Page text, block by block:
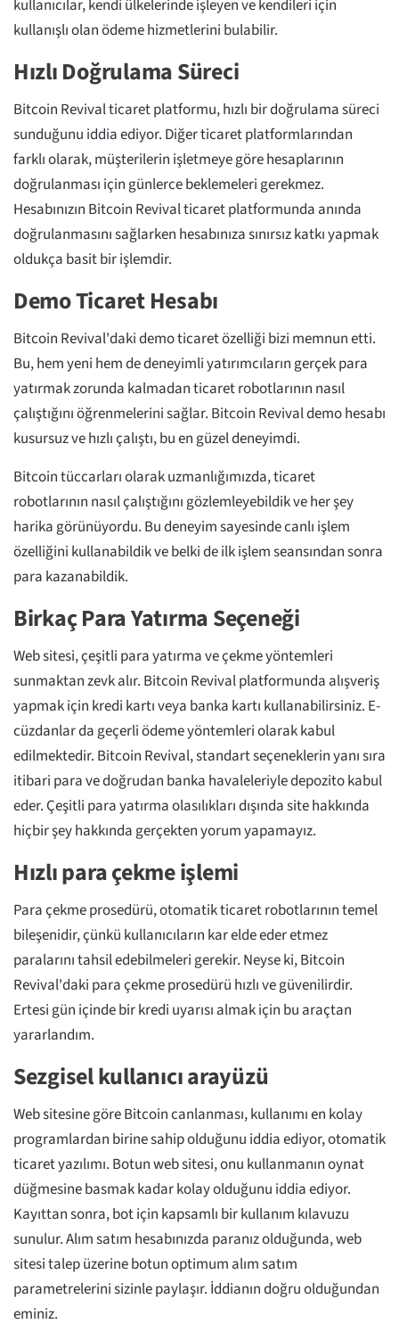
kullanıcılar, kendi ülkelerinde işleyen ve kendileri için
kullanışlı olan ödeme hizmetlerini bulabilir.
Hızlı Doğrulama Süreci
Bitcoin Revival ticaret platformu, hızlı bir doğrulama süreci
sunduğunu iddia ediyor. Diğer ticaret platformlarından
farklı olarak, müşterilerin işletmeye göre hesaplarının
doğrulanması için günlerce beklemeleri gerekmez.
Hesabınızın Bitcoin Revival ticaret platformunda anında
doğrulanmasını sağlarken hesabınıza sınırsız katkı yapmak
oldukça basit bir işlemdir.
Demo Ticaret Hesabı
Bitcoin Revival'daki demo ticaret özelliği bizi memnun etti.
Bu, hem yeni hem de deneyimli yatırımcıların gerçek para
yatırmak zorunda kalmadan ticaret robotlarının nasıl
çalıştığını öğrenmelerini sağlar. Bitcoin Revival demo hesabı
kusursuz ve hızlı çalıştı, bu en güzel deneyimdi.
Bitcoin tüccarları olarak uzmanlığımızda, ticaret
robotlarının nasıl çalıştığını gözlemleyebildik ve her şey
harika görünüyordu. Bu deneyim sayesinde canlı işlem
özelliğini kullanabildik ve belki de ilk işlem seansından sonra
para kazanabildik.
Birkaç Para Yatırma Seçeneği
Web sitesi, çeşitli para yatırma ve çekme yöntemleri
sunmaktan zevk alır. Bitcoin Revival platformunda alışveriş
yapmak için kredi kartı veya banka kartı kullanabilirsiniz. E-
cüzdanlar da geçerli ödeme yöntemleri olarak kabul
edilmektedir. Bitcoin Revival, standart seçeneklerin yanı sıra
itibari para ve doğrudan banka havaleleriyle depozito kabul
eder. Çeşitli para yatırma olasılıkları dışında site hakkında
hiçbir şey hakkında gerçekten yorum yapamayız.
Hızlı para çekme işlemi
Para çekme prosedürü, otomatik ticaret robotlarının temel
bileşenidir, çünkü kullanıcıların kar elde eder etmez
paralarını tahsil edebilmeleri gerekir. Neyse ki, Bitcoin
Revival'daki para çekme prosedürü hızlı ve güvenilirdir.
Ertesi gün içinde bir kredi uyarısı almak için bu araçtan
yararlandım.
Sezgisel kullanıcı arayüzü
Web sitesine göre Bitcoin canlanması, kullanımı en kolay
programlardan birine sahip olduğunu iddia ediyor, otomatik
ticaret yazılımı. Botun web sitesi, onu kullanmanın oynat
düğmesine basmak kadar kolay olduğunu iddia ediyor.
Kayıttan sonra, bot için kapsamlı bir kullanım kılavuzu
sunulur. Alım satım hesabınızda paranız olduğunda, web
sitesi talep üzerine botun optimum alım satım
parametrelerini sizinle paylaşır. İddianın doğru olduğundan
eminiz.